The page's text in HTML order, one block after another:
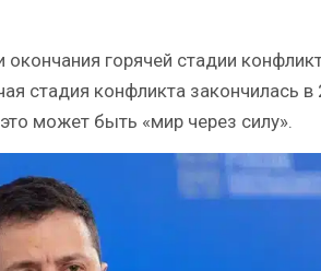
горячей стадии
стадия конфликта закончилась в
может быть «мир через силу».